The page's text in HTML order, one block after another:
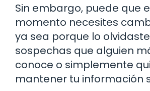
Sin embargo, puede que
momento necesites
ya sea porque lo
sospechas que alguien
conoce o simplemente
mantener tu información